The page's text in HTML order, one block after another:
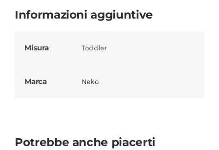
Informazioni aggiuntive
Misura Toddler
Marca Neko
Potrebbe anche piacerti